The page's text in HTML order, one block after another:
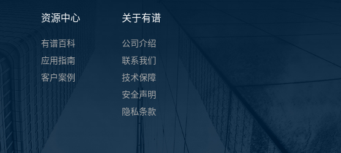
资源中心
有谱百科
应用指南
客户案例
关于有谱
公司介绍
联系我们
技术保障
安全声明
隐私条款